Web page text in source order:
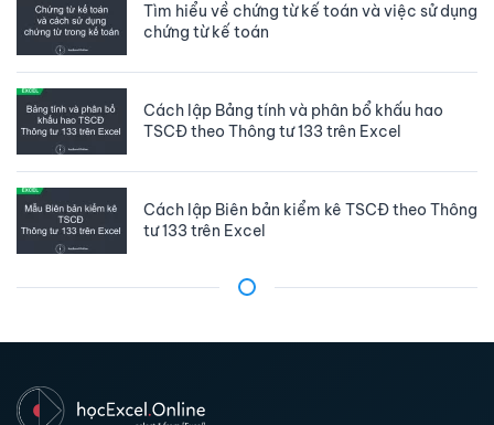
Tìm hiểu về chứng từ kế toán và việc sử dụng
chứng từ kế toán
Cách lập Bảng tính và phân bổ khấu hao
TSCĐ theo Thông tư 133 trên Excel
Cách lập Biên bản kiểm kê TSCĐ theo Thông
tư 133 trên Excel